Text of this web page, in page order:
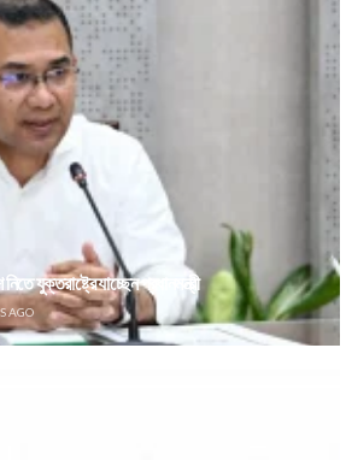
যুক্তরাষ্ট্রে যাচ্ছেন প্রধানমন্ত্রী
AGO